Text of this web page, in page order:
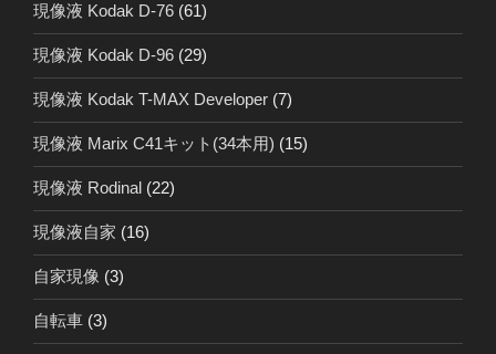
現像液 Kodak D-76 (61)
現像液 Kodak D-96 (29)
現像液 Kodak T-MAX Developer (7)
現像液 Marix C41キット(34本用) (15)
現像液 Rodinal (22)
現像液自家 (16)
自家現像 (3)
自転車 (3)